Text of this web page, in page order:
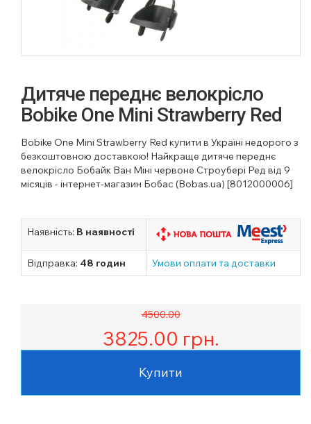
Дитяче переднє велокрісло
Bobike One Mini Strawberry Red
Bobike One Mini Strawberry Red купити в Україні недорого з
безкоштовною доставкою! Найкраще дитяче переднє
велокрісло Бобайк Ван Міні червоне Строубері Ред від 9
місяців - інтернет-магазин Бобас (Bobas.ua) [8012000006]
Наявність: В наявності
Відправка: 48 годин Умови оплати та доставки
4500.00
3825.00 грн.
Купити